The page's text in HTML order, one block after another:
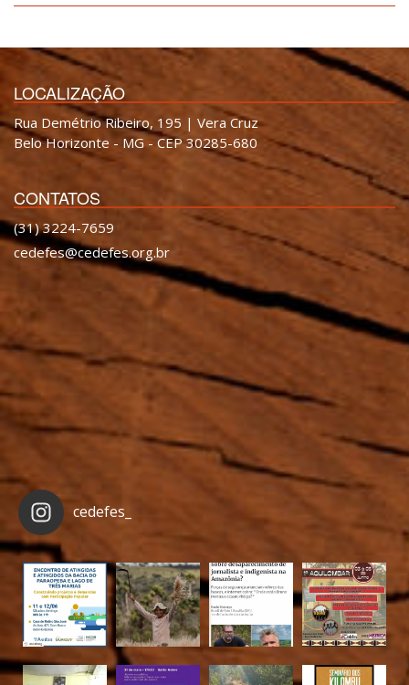
LOCALIZAÇÃO
Rua Demétrio Ribeiro, 195 | Vera Cruz
Belo Horizonte - MG - CEP 30285-680
CONTATOS
(31) 3224-7659
cedefes@cedefes.org.br
cedefes_